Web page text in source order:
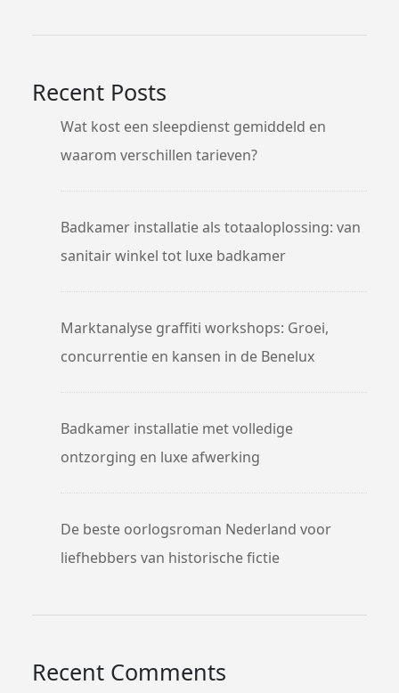
Recent Posts
Wat kost een sleepdienst gemiddeld en
waarom verschillen tarieven?
Badkamer installatie als totaaloplossing: van
sanitair winkel tot luxe badkamer
Marktanalyse graffiti workshops: Groei,
concurrentie en kansen in de Benelux
Badkamer installatie met volledige
ontzorging en luxe afwerking
De beste oorlogsroman Nederland voor
liefhebbers van historische fictie
Recent Comments